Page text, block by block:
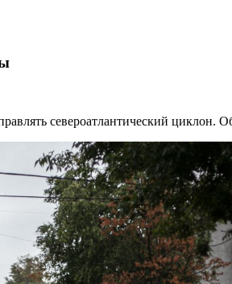
североатлантический